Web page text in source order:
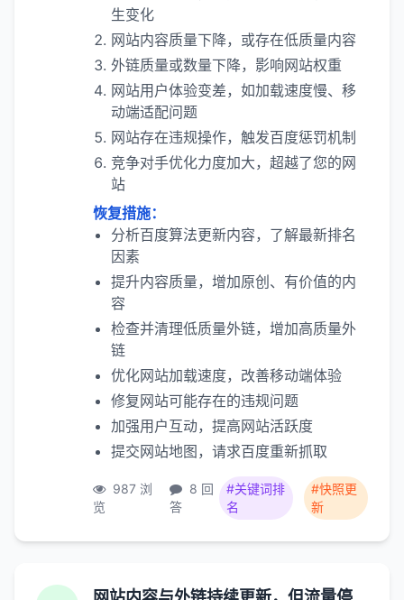
生变化
网站内容质量下降，或存在低质量内容
外链质量或数量下降，影响网站权重
网站用户体验变差，如加载速度慢、移
动端适配问题
网站存在违规操作，触发百度惩罚机制
竞争对手优化力度加大，超越了您的网
站
恢复措施：
分析百度算法更新内容，了解最新排名
因素
提升内容质量，增加原创、有价值的内
容
检查并清理低质量外链，增加高质量外
链
优化网站加载速度，改善移动端体验
修复网站可能存在的违规问题
加强用户互动，提高网站活跃度
提交网站地图，请求百度重新抓取
987 浏
览
8 回
答
#关键词排
名
#快照更
新